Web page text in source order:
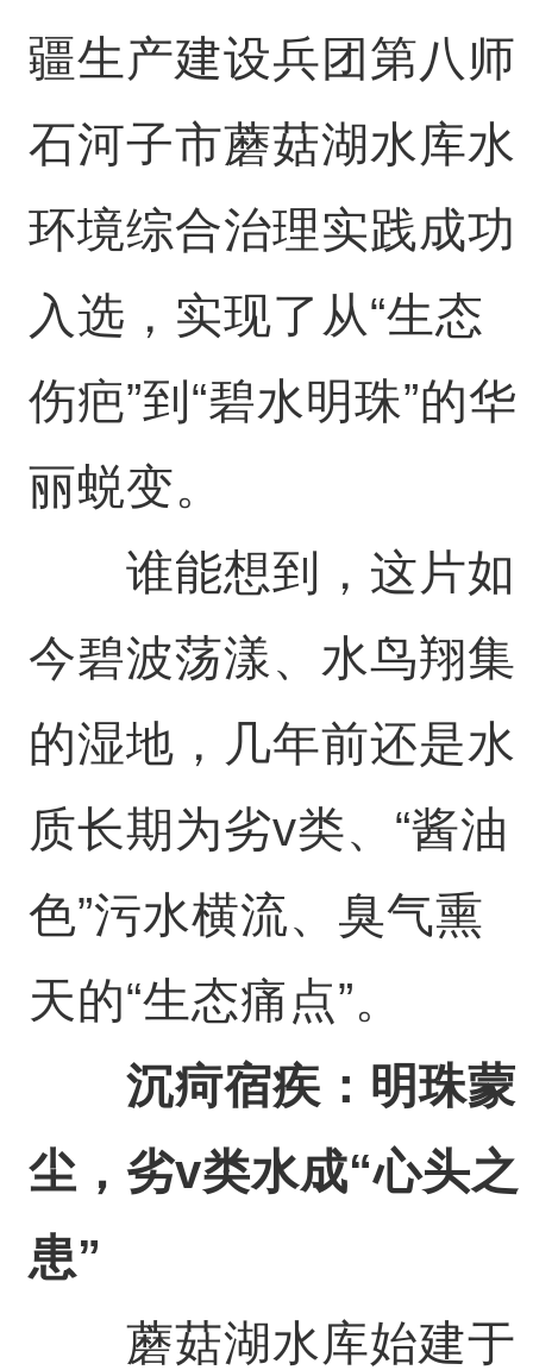
疆生产建设兵团第八师
石河子市蘑菇湖水库水
环境综合治理实践成功
入选，实现了从“生态
伤疤”到“碧水明珠”的华
丽蜕变。
谁能想到，这片如
今碧波荡漾、水鸟翔集
的湿地，几年前还是水
质长期为劣v类、“酱油
色”污水横流、臭气熏
天的“生态痛点”。
沉疴宿疾：明珠蒙
尘，劣v类水成“心头之
患”
蘑菇湖水库始建于